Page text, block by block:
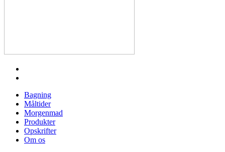
Bagning
Måltider
Morgenmad
Produkter
Opskrifter
Om os